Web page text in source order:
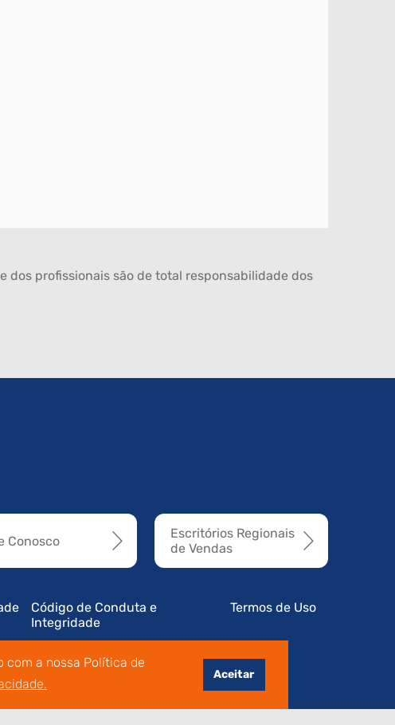
com a nossa Política de
Aceitar
dos profissionais são de total responsabilidade dos
Conosco
Escritórios Regionais
de Vendas
Termos de Uso
Código de Conduta e
Integridade